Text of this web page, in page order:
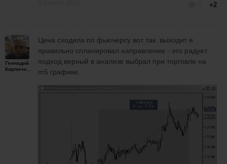
+2
Геннадий
Цена сходила по фьючерсу вот так. выходит я
правильно спланировал направление - это радует.
подход верный в анализе выбрал при торговле на
m5 графике.